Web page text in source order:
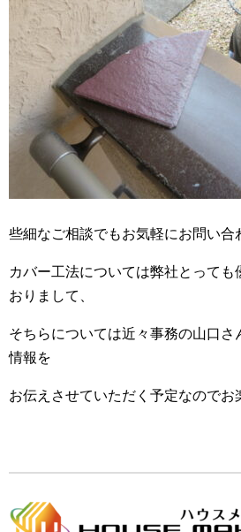
些細なご相談でもお気軽にお問い合
カバー工法については弊社とっても
おりまして、
そちらについては近々事務の山口さ
情報を
お伝えさせていただく予定なのでお